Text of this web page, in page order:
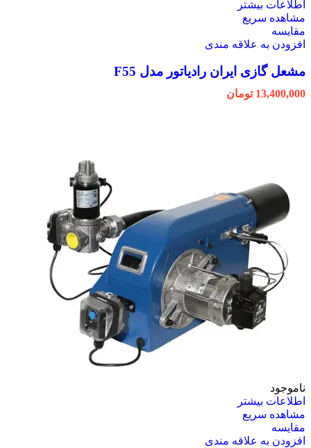
اطلاعات بیشتر
مشاهده سریع
مقایسه
افزودن به علاقه مندی
مشعل گازی ایران رادیاتور مدل F55
13,400,000 تومان
ناموجود
اطلاعات بیشتر
مشاهده سریع
مقایسه
افزودن به علاقه مندی